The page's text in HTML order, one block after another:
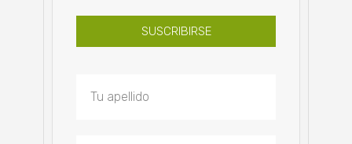
SUSCRIBIRSE